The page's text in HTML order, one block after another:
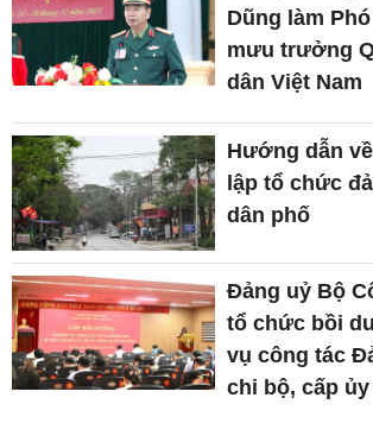
Dũng làm
mưu trưởng
dân Việt Nam
Hướng dẫn
lập tổ chức
dân phố
Đảng uỷ Bộ
tổ chức bồi
vụ công tác
chi bộ, cấp